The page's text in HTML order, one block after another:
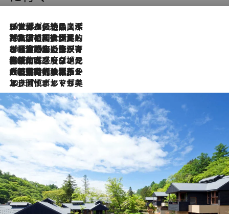
2026.8.8
リスボンの絶品スイーツ「パステル・デ・ナタ」とは？ポルトガル伝統の奥深い世界へ
2026.7.27
「私の祖国はポルトガル語です」国民的詩人フェルナンド・ペソアと、彼が愛した文学の街を歩く
2026.7.26
ポルトガル近海が育む極上の海の幸。キリリと冷えた白ワインと愉しむ、シーフード専門店の贅沢
2026.7.22
伝統の味をモダンに昇華。高感度な地元客が集う、リスボンの最旬ガストロノミー
2026.7.21
大航海時代の栄華から、震災、独裁、そして革命へ。ポルトガル・首都リスボンの石畳に刻まれた「歴史の光と影」
2026.7.13
エッセイ・ヤマザキマリ「慎ましくも美しき国 ポルトガル」